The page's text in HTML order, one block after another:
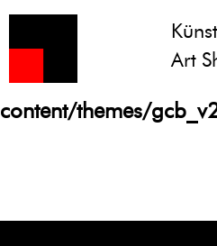
Notice
: Undefined
/homepages/21/
content/themes/
Art